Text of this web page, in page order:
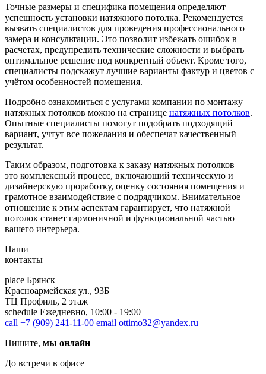
Точные размеры и специфика помещения определяют
успешность установки натяжного потолка. Рекомендуется
вызвать специалистов для проведения профессионального
замера и консультации. Это позволит избежать ошибок в
расчетах, предупредить технические сложности и выбрать
оптимальное решение под конкретный объект. Кроме того,
специалисты подскажут лучшие варианты фактур и цветов с
учётом особенностей помещения.
Подробно ознакомиться с услугами компании по монтажу
натяжных потолков можно на странице натяжных потолков.
Опытные специалисты помогут подобрать подходящий
вариант, учтут все пожелания и обеспечат качественный
результат.
Таким образом, подготовка к заказу натяжных потолков —
это комплексный процесс, включающий техническую и
дизайнерскую проработку, оценку состояния помещения и
грамотное взаимодействие с подрядчиком. Внимательное
отношение к этим аспектам гарантирует, что натяжной
потолок станет гармоничной и функциональной частью
вашего интерьера.
Наши
контакты
place Брянск
Красноармейская ул., 93Б
ТЦ Профиль, 2 этаж
schedule Ежедневно, 10:00 - 19:00
call +7 (909) 241-11-00 email ottimo32@yandex.ru
Пишите, мы онлайн
До встречи в офисе